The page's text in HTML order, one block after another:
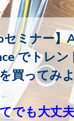
セミナー】
でトレン
買ってみ
でも大丈